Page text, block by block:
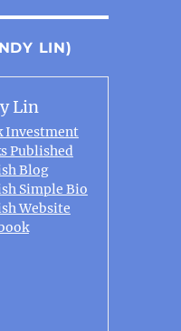
LIN)
Lin
Investment
Published
Blog
Simple Bio
Website